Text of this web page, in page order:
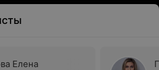
Елена